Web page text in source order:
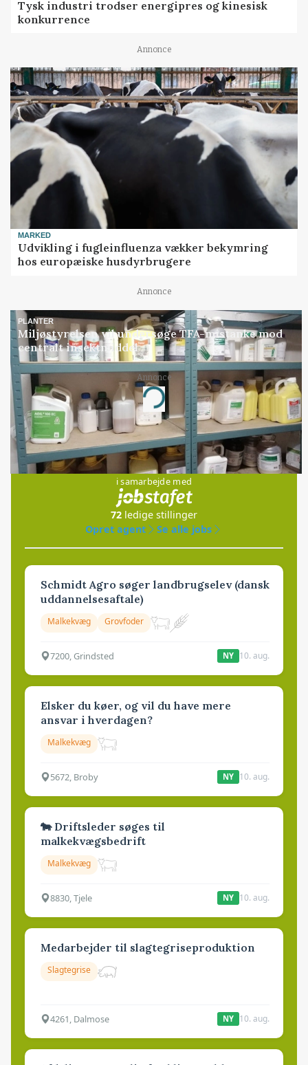
Tysk industri trodser energipres og kinesisk
konkurrence
Annonce
MARKED
Udvikling i fugleinfluenza vækker bekymring
hos europæiske husdyrbrugere
Annonce
PLANTER
Miljøstyrelsen vil undersøge TFA-mistanke mod
centralt insektmiddel
Annonce
Loading...
Jobs
i samarbejde med
72 ledige stillinger
Opret agent
Se alle jobs
Schmidt Agro søger landbrugselev (dansk
uddannelsesaftale)
Malkekvæg Grovfoder
7200, Grindsted NY 10. aug.
Elsker du køer, og vil du have mere
ansvar i hverdagen?
Malkekvæg
5672, Broby NY 10. aug.
🐄 Driftsleder søges til
malkekvægsbedrift
Malkekvæg
8830, Tjele NY 10. aug.
Medarbejder til slagtegriseproduktion
Slagtegrise
4261, Dalmose NY 10. aug.